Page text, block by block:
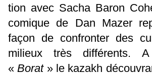
tion avec Sacha Baron
comique de Dan Mazer
façon de confronter des
milieux très différents.
«Borat » le kazakh